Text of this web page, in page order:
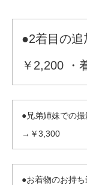
●2着目の追
￥2,200 ・
●兄弟姉妹での
→￥3,300
●お着物のお持